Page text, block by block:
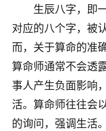
生辰八字，即
对应的八个字，被
而，关于算命的准
算命师通常不会透
事人产生负面影响
活。算命师往往会
的询问，强调生活。
付深
我是公司人事调
三个，找老师的
着我晋升有望，
太岁还有一个发
后，我以为都
职第一个就是
3000，非常开